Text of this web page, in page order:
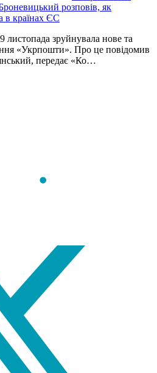
розповів, як
в країнах ЄС
листопада зруйнувала нове та
«Укрпошти». Про це повідомив
передає «Ко…